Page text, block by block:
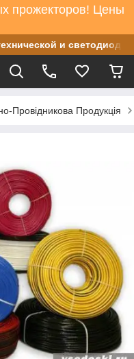
прожекторов! Цены
и
Провідникова Продукція